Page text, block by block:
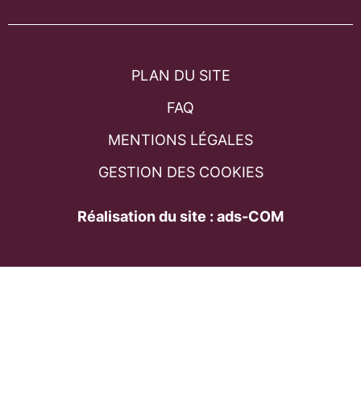
PLAN DU SITE
FAQ
MENTIONS LÉGALES
GESTION DES COOKIES
Réalisation du site : ads-COM